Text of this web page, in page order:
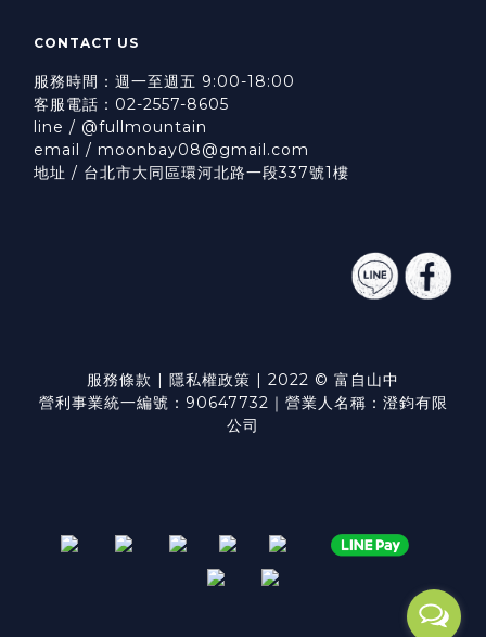
CONTACT US
服務時間：週一至週五 9:00-18:00
客服電話：02-2557-8605
line / @fullmountain
email / moonbay08@gmail.com
地址 / 台北市大同區環河北路一段337號1樓
服務條款 | 隱私權政策 | 2022 © 富自山中
營利事業統一編號：90647732｜營業人名稱：澄鈞有限
公司